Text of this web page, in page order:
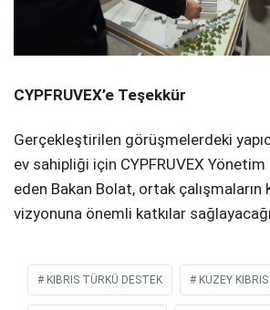
CYPFRUVEX’e Teşekkür
Gerçekleştirilen görüşmelerdeki
ev sahipliği için CYPFRUVEX
eden Bakan Bolat, ortak çalışmaların
vizyonuna önemli katkılar
KIBRIS TÜRKÜ DESTEK KUZEY KIBRIS